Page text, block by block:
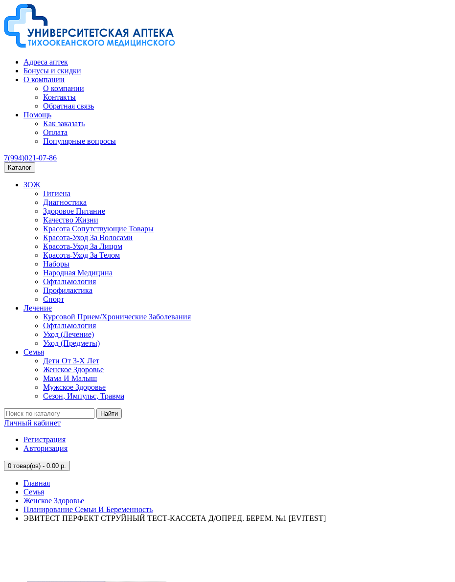
Адреса аптек
Бонусы и скидки
О компании
О компании
Контакты
Обратная связь
Помощь
Как заказать
Оплата
Популярные вопросы
7(994)021-07-86
Каталог
ЗОЖ
Гигиена
Диагностика
Здоровое Питание
Качество Жизни
Красота Сопутствующие Товары
Красота-Уход За Волосами
Красота-Уход За Лицом
Красота-Уход За Телом
Наборы
Народная Медицина
Офтальмология
Профилактика
Спорт
Лечение
Курсовой Прием/Хронические Заболевания
Офтальмология
Уход (Лечение)
Уход (Предметы)
Семья
Дети От 3-Х Лет
Женское Здоровье
Мама И Малыш
Мужское Здоровье
Сезон, Импульс, Травма
Найти
Личный кабинет
Регистрация
Авторизация
0 товар(ов) - 0.00 р.
Главная
Семья
Женское Здоровье
Планирование Семьи И Беременность
ЭВИТЕСТ ПЕРФЕКТ СТРУЙНЫЙ ТЕСТ-КАССЕТА Д/ОПРЕД. БЕРЕМ. №1 [EVITEST]